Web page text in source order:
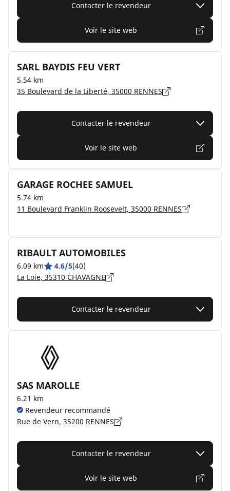
Contacter le revendeur
Voir le site web
SARL BAYDIS FEU VERT
5.54 km
35 Boulevard de la Liberté, 35000 RENNES
Contacter le revendeur
Voir le site web
GARAGE ROCHEE SAMUEL
5.74 km
11 Boulevard Franklin Roosevelt, 35000 RENNES
RIBAULT AUTOMOBILES
6.09 km 4.6/5(40)
La Loie, 35310 CHAVAGNE
Contacter le revendeur
SAS MAROLLE
6.21 km
Revendeur recommandé
Rue de Vern, 35200 RENNES
Contacter le revendeur
Voir le site web